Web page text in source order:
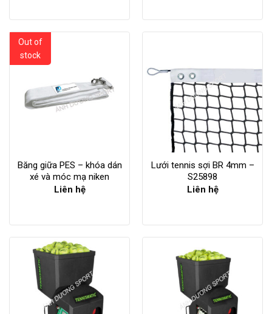
Out of
stock
Băng giữa PES – khóa dán
xé và móc mạ niken
Liên hệ
Lưới tennis sợi BR 4mm –
S25898
Liên hệ